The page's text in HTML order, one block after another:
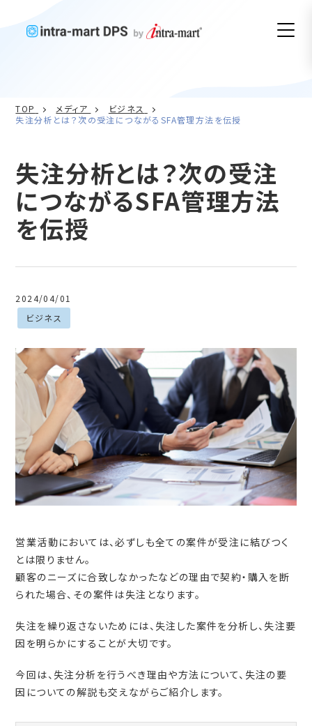
TOP メディア
ビジネス
失注分析とは？次の受注につながるSFA管理方法を伝授
失注分析とは？次の受注
につながるSFA管理方法
を伝授
2024/04/01
ビジネス
営業活動においては、必ずしも全ての案件が受注に結びつく
とは限りません。
顧客のニーズに合致しなかったなどの理由で契約・購入を断
られた場合、その案件は失注となります。
失注を繰り返さないためには、失注した案件を分析し、失注要
因を明らかにすることが大切です。
今回は、失注分析を行うべき理由や方法について、失注の要
因についての解説も交えながらご紹介します。